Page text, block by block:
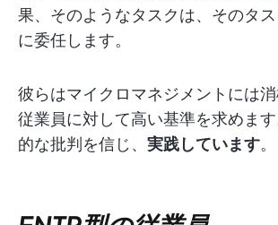
果、そのようなタスクは、そのタ
に委任します。
彼らはマイクロマネジメントには消
従業員に対して高い基準を求めま
的な批判を信じ、 実践しています。